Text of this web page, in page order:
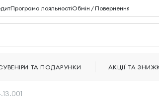
Програма лояльностіОбмін / Повернення
ТА ПОДАРУНКИ АКЦІЇ ТА